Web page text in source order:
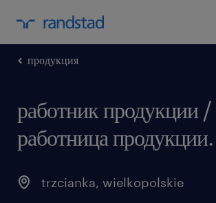
продукция
работник продукции /
работница продукции.
trzcianka, wielkopolskie